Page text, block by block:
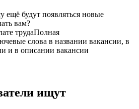
ещё будут появляться новые
вам?
трудаПолная
слова в названии вакансии, в
и в описании вакансии
ищут